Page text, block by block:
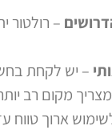
– רולטור
– יש לקחת
מצריך מקום רב
ארוך טווח